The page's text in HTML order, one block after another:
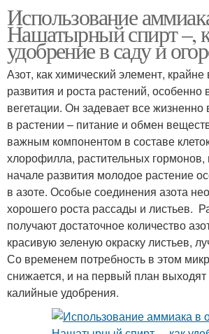
Использование
Нашатырный спирт –,
удобрение в саду и
Азот, как химический элемент,
развития и роста растений, особенно
вегетации. Он задевает все
в растении – питание и обмен
важным компонентом в составе
хлорофилла, растительных
начале развития молодое растение
в азоте. Особые соединения азота
хорошего роста рассады и листьев.
получают достаточное количество
красивую зеленую окраску листьев,
Со временем потребность в этом
снижается, и на первый план
калийные удобрения.